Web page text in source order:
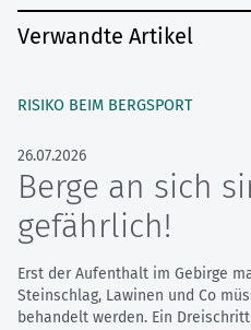
Verwandte Artikel
RISIKO BEIM BERGSPORT
26.07.2026
Berge an sich
gefährlich!
Erst der Aufenthalt im Gebirge
Steinschlag, Lawinen und Co
behandelt werden. Ein